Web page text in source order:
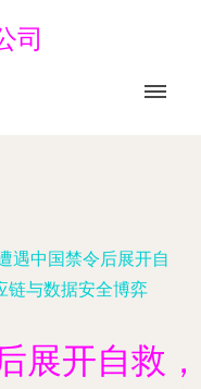
司
遇中国禁令后展开自
链与数据安全博弈
展开自救，